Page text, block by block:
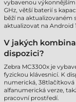
vybavenou
GHz, větší baterií s
běží na aktualizovaném
aktualizovat na Android
V jakých
dispozici?
Zebra MC3300x je
fyzickou klávesnicí. K
numerická,
alfanumerická verze,
pracovní prostředí.